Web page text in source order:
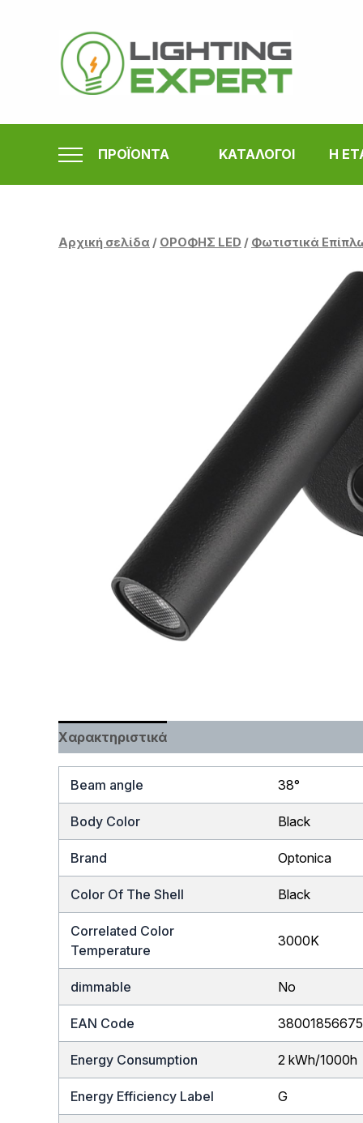
περιεχόμενο
ΠΡΟΪΟΝΤΑ ΚΑΤΑΛΟΓΟΙ Η
Αρχική σελίδα / ΟΡΟΦΗΣ LED / Φωτιστικά
Χαρακτηριστικά
Beam angle 38°
Body Color Black
Brand Optonica
Color Of The Shell Black
Correlated Color
Temperature
3000K
dimmable No
EAN Code
Energy Consumption 2 kWh/1000h
Energy Efficiency Label G